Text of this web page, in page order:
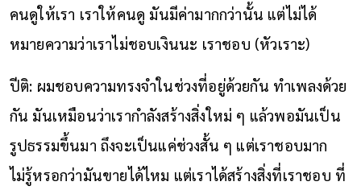
คนดูให้เรา เราให้คนดู มันมีค่ามากกว่านั้น แต่ไม่ได้
หมายความว่าเราไม่ชอบเงินนะ เราชอบ (หัวเราะ)
ปีติ: ผมชอบความทรงจำในช่วงที่อยู่ด้วยกัน ทำเพลงด้วย
กัน มันเหมือนว่าเรากำลังสร้างสิ่งใหม่ ๆ แล้วพอมันเป็น
รูปธรรมขึ้นมา ถึงจะเป็นแค่ช่วงสั้น ๆ แต่เราชอบมาก
ไม่รู้หรอกว่ามันขายได้ไหม แต่เราได้สร้างสิ่งที่เราชอบ ที่